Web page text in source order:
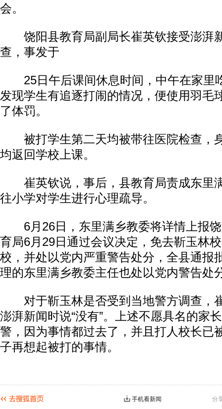
会。
饶阳县教育局副局长崔英钦接受澎湃
查，事发于
25日午后课间休息时间，中午在家里
发现学生有追逐打闹的情况，便使用羽毛
了体罚。
被打学生第二天均被带往医院检查，
均返回学校上课。
崔英钦说，事后，县教育局责成东里
往小学对学生进行心理疏导。
6月26日，东里满乡教委将详情上报饶
育局6月29日通过会议决定，免去靳玉林
校，并处以党内严重警告处分，全县通报
理的东里满乡教委主任也处以党内警告处
对于靳玉林是否受到当地警方调查，
澎湃新闻时说“没有”。上述不愿具名的家
警，因为事情都过去了，并且打人校长已
子再想起被打的事情。
分
手机看新闻